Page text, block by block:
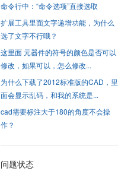
命令行中：“命令选项”直接选取
扩展工具里面文字递增功能，为什么
选了文字不行哦？
这里面 元器件的符号的颜色是否可以
修改，如果可以，怎么修改...
为什么下载了2012标准版的CAD，里
面会显示乱码，和我的系统是...
cad需要标注大于180的角度不会操
作？
问题状态